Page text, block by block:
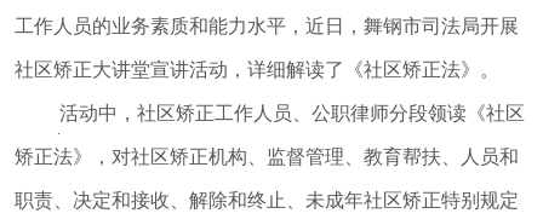
人民监督和
司法鉴定
规范性文件
管理
依申请公
法定主动公
工作人员的业务素质和能力水平， 近日， 舞钢市司法局开展
社区矫正大讲堂宣讲活动 ， 详细解读了 《社区矫正法》。
活动中 ， 社区矫正工作人员、公职律师分段领读《社区
矫正法》，对社区矫正机构、监督管理、教育帮扶、人员和
职责、决定和接收、解除和终止、未成年社区矫正特别规定